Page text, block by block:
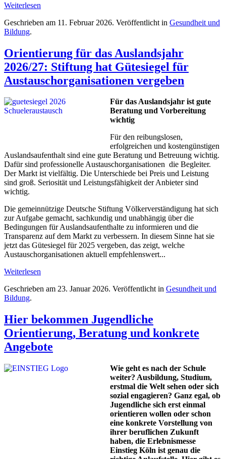
Weiterlesen
Geschrieben am 11. Februar 2026. Veröffentlicht in Gesundheit und
Bildung.
Orientierung für das Auslandsjahr
2026/27: Stiftung hat Gütesiegel für
Austauschorganisationen vergeben
Für das Auslandsjahr ist gute
Beratung und Vorbereitung
wichtig
Für den reibungslosen,
erfolgreichen und kostengünstigen
Auslandsaufenthalt sind eine gute Beratung und Betreuung wichtig.
Dafür sind professionelle Austauschorganisationen die Begleiter.
Der Markt ist vielfältig. Die Unterschiede bei Preis und Leistung
sind groß. Seriosität und Leistungsfähigkeit der Anbieter sind
wichtig.
Die gemeinnützige Deutsche Stiftung Völkerverständigung hat sich
zur Aufgabe gemacht, sachkundig und unabhängig über die
Bedingungen für Auslandsaufenthalte zu informieren und die
Transparenz auf dem Markt zu verbessern. In diesem Sinne hat sie
jetzt das Gütesiegel für 2025 vergeben, das zeigt, welche
Austauschorganisationen aktuell empfehlenswert...
Weiterlesen
Geschrieben am 23. Januar 2026. Veröffentlicht in Gesundheit und
Bildung.
Hier bekommen Jugendliche
Orientierung, Beratung und konkrete
Angebote
Wie geht es nach der Schule
weiter? Ausbildung, Studium,
erstmal die Welt sehen oder sich
sozial engagieren? Ganz egal, ob
Jugendliche sich erst einmal
orientieren wollen oder schon
eine konkrete Vorstellung von
ihrer beruflichen Zukunft
haben, die Erlebnismesse
Einstieg Köln ist genau die